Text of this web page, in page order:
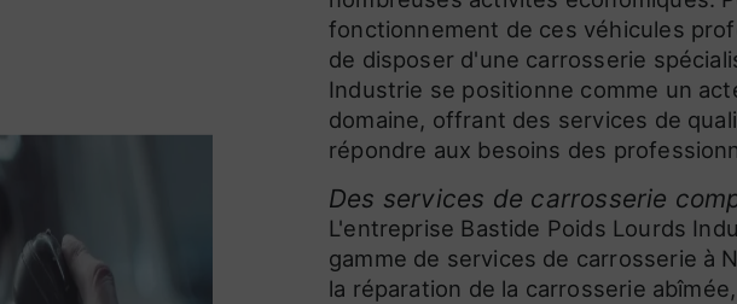
fonctionnement de ces véhicules
de disposer d'une carrosserie
Industrie se positionne comme un
domaine, offrant des services de
répondre aux besoins des
Des services de carrosserie
L'entreprise Bastide Poids Lourds
gamme de services de carrosserie à
la réparation de la carrosserie